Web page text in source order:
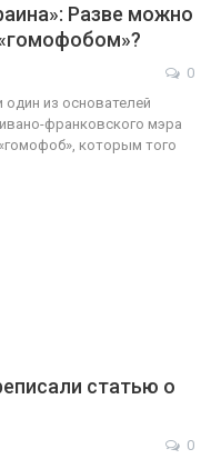
Разве можно
0
из основателей
франковского мэра
которым того
статью о
0